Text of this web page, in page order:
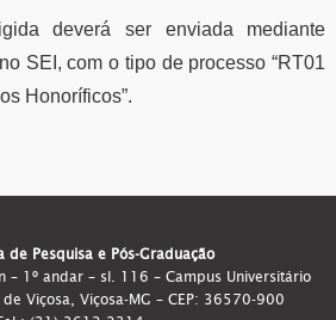
deverá ser enviada mediante
SEI, com o tipo de processo “RT01
Honoríficos”.
de Pesquisa e Pós-Graduação
– 1º andar – sl. 116 – Campus Universitário
Viçosa, Viçosa-MG – CEP: 36570-900